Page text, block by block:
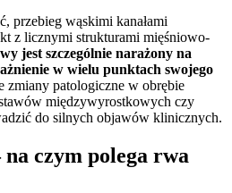
przebieg wąskimi kanałami
z licznymi strukturami mięśniowo-
jest szczególnie narażony na
w wielu punktach swojego
zmiany patologiczne w obrębie
międzywyrostkowych czy
do silnych objawów klinicznych.
czym polega rwa